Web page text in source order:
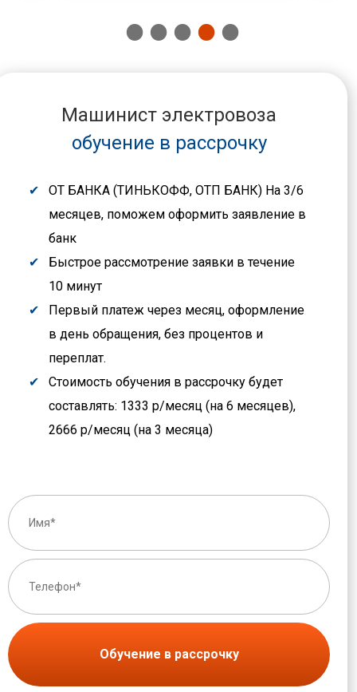
Машинист электровоза
обучение в рассрочку
ОТ БАНКА (ТИНЬКОФФ, ОТП БАНК) На 3/6
месяцев, поможем оформить заявление в
банк
Быстрое рассмотрение заявки в течение
10 минут
Первый платеж через месяц, оформление
в день обращения, без процентов и
переплат.
Стоимость обучения в рассрочку будет
составлять: 1333 р/месяц (на 6 месяцев),
2666 р/месяц (на 3 месяца)
Обучение в рассрочку